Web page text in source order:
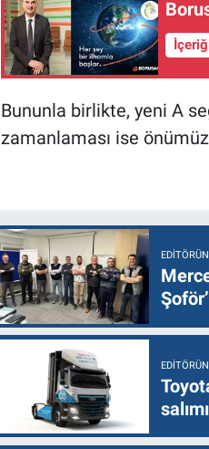
Bununla birlikte, yeni A
zamanlaması ise